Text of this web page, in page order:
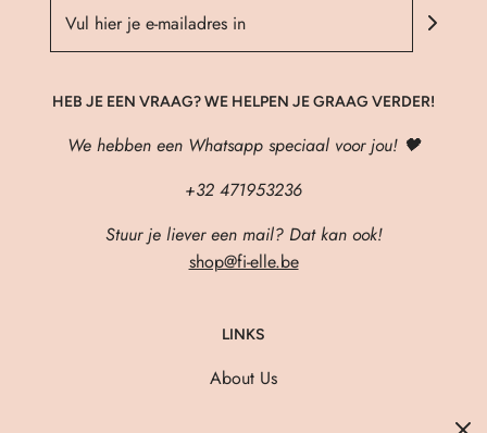
HEB JE EEN VRAAG? WE HELPEN JE GRAAG VERDER!
We hebben een Whatsapp speciaal voor jou! 🖤
+32 471953236
Stuur je liever een mail? Dat kan ook!
shop@fi-elle.be
LINKS
About Us